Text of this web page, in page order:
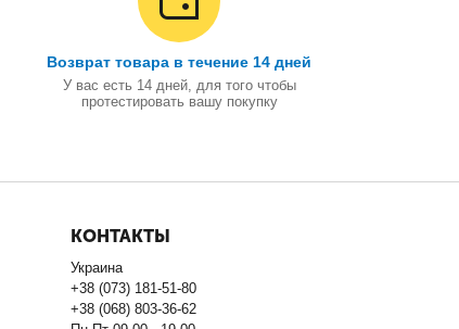
Возврат товара в течение 14 дней
У вас есть 14 дней, для того чтобы
протестировать вашу покупку
КОНТАКТЫ
Украина
+38 (073) 181-51-80
+38 (068) 803-36-62